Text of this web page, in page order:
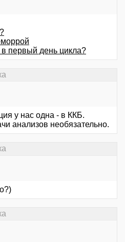
первый день цикла?
у нас одна - в ККБ.
анализов необязательно.